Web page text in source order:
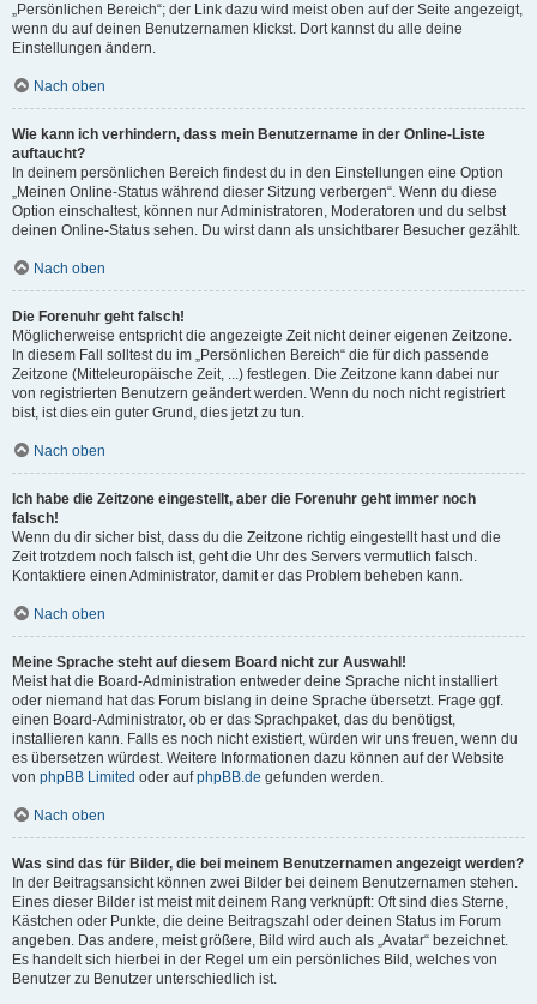
„Persönlichen Bereich“; der Link dazu wird meist oben auf der Seite angezeigt,
wenn du auf deinen Benutzernamen klickst. Dort kannst du alle deine
Einstellungen ändern.
Nach oben
Wie kann ich verhindern, dass mein Benutzername in der Online-Liste
auftaucht?
In deinem persönlichen Bereich findest du in den Einstellungen eine Option
„Meinen Online-Status während dieser Sitzung verbergen“. Wenn du diese
Option einschaltest, können nur Administratoren, Moderatoren und du selbst
deinen Online-Status sehen. Du wirst dann als unsichtbarer Besucher gezählt.
Nach oben
Die Forenuhr geht falsch!
Möglicherweise entspricht die angezeigte Zeit nicht deiner eigenen Zeitzone.
In diesem Fall solltest du im „Persönlichen Bereich“ die für dich passende
Zeitzone (Mitteleuropäische Zeit, ...) festlegen. Die Zeitzone kann dabei nur
von registrierten Benutzern geändert werden. Wenn du noch nicht registriert
bist, ist dies ein guter Grund, dies jetzt zu tun.
Nach oben
Ich habe die Zeitzone eingestellt, aber die Forenuhr geht immer noch
falsch!
Wenn du dir sicher bist, dass du die Zeitzone richtig eingestellt hast und die
Zeit trotzdem noch falsch ist, geht die Uhr des Servers vermutlich falsch.
Kontaktiere einen Administrator, damit er das Problem beheben kann.
Nach oben
Meine Sprache steht auf diesem Board nicht zur Auswahl!
Meist hat die Board-Administration entweder deine Sprache nicht installiert
oder niemand hat das Forum bislang in deine Sprache übersetzt. Frage ggf.
einen Board-Administrator, ob er das Sprachpaket, das du benötigst,
installieren kann. Falls es noch nicht existiert, würden wir uns freuen, wenn du
es übersetzen würdest. Weitere Informationen dazu können auf der Website
von phpBB Limited oder aufphpBB.de gefunden werden.
Nach oben
Was sind das für Bilder, die bei meinem Benutzernamen angezeigt werden?
In der Beitragsansicht können zwei Bilder bei deinem Benutzernamen stehen.
Eines dieser Bilder ist meist mit deinem Rang verknüpft: Oft sind dies Sterne,
Kästchen oder Punkte, die deine Beitragszahl oder deinen Status im Forum
angeben. Das andere, meist größere, Bild wird auch als „Avatar“ bezeichnet.
Es handelt sich hierbei in der Regel um ein persönliches Bild, welches von
Benutzer zu Benutzer unterschiedlich ist.